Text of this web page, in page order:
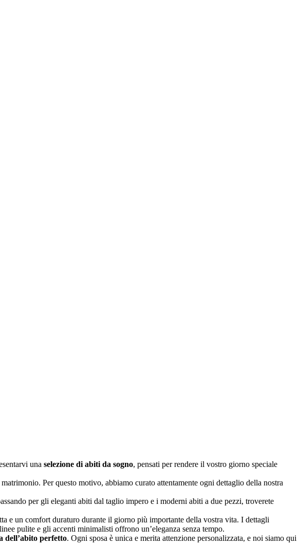
una selezione di abiti da sogno, pensati per rendere il vostro giorno speciale
Per questo motivo, abbiamo curato attentamente ogni dettaglio della nostra
per gli eleganti abiti dal taglio impero e i moderni abiti a due pezzi, troverete
e un comfort duraturo durante il giorno più importante della vostra vita. I dettagli
pulite e gli accenti minimalisti offrono un’eleganza senza tempo.
dell’abito perfetto. Ogni sposa è unica e merita attenzione personalizzata, e noi siamo qui